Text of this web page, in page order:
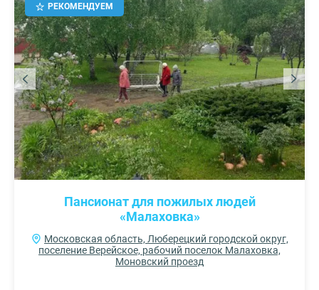
РЕКОМЕНДУЕМ
Пансионат для пожилых людей
«Малаховка»
Московская область, Люберецкий городской округ,
поселение Верейское, рабочий поселок Малаховка,
Моновский проезд